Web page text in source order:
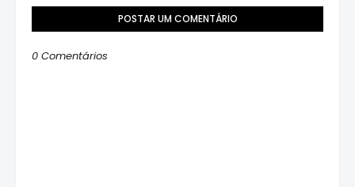
POSTAR UM COMENTÁRIO
0 Comentários